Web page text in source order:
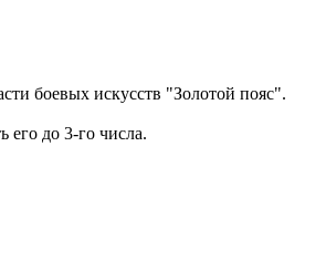
боевых искусств "Золотой пояс".
его до 3-го числа.